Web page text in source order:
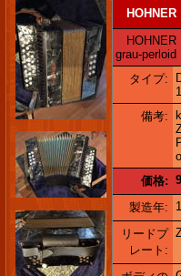
HOHNER
HOHNER
grau-perloid
タイプ:
備考:
価格:
製造年:
リードプ
レート: